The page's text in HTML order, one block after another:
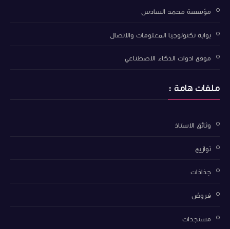
مؤسسة محمد السادس
بوابة تكنولوجيا المعلومات والاتصال
موقع ادوات الذكاء الاصطناعي
ملفات هامة :
وثائق الاستاذ
توازيع
جذاذات
فروض
مستجدات